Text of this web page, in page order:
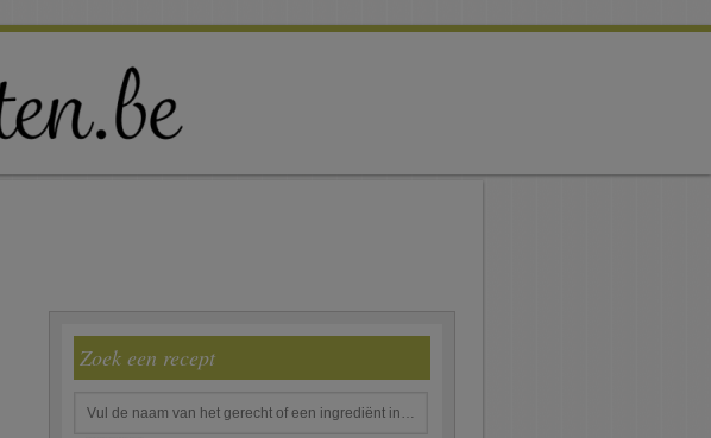
Zoek een recept